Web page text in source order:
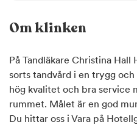
Om klinken
På Tandläkare Christina
sorts tandvård i en trygg
hög kvalitet och bra service
rummet. Målet är en god
Du hittar oss i Vara på